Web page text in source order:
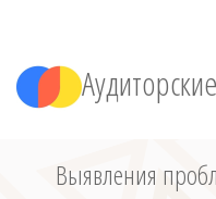
Выявления